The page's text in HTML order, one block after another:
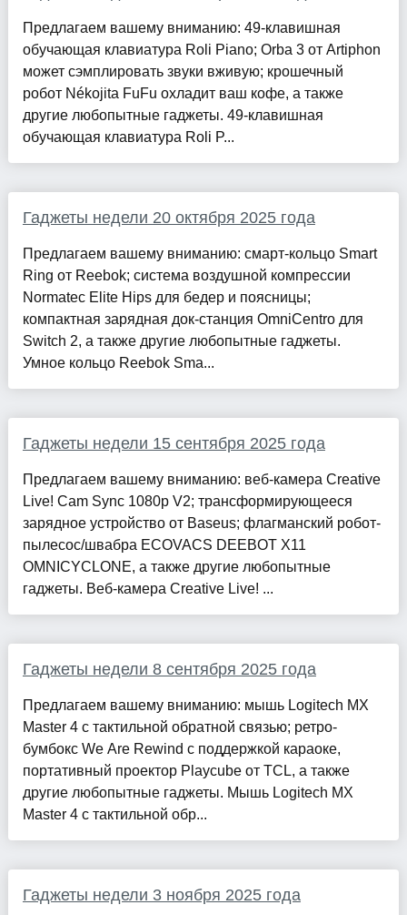
Предлагаем вашему вниманию: 49-клавишная
обучающая клавиатура Roli Piano; Orba 3 от Artiphon
может сэмплировать звуки вживую; крошечный
робот Nékojita FuFu охладит ваш кофе, а также
другие любопытные гаджеты. 49-клавишная
обучающая клавиатура Roli P...
Гаджеты недели 20 октября 2025 года
Предлагаем вашему вниманию: смарт-кольцо Smart
Ring от Reebok; система воздушной компрессии
Normatec Elite Hips для бедер и поясницы;
компактная зарядная док-станция OmniCentro для
Switch 2, а также другие любопытные гаджеты.
Умное кольцо Reebok Sma...
Гаджеты недели 15 сентября 2025 года
Предлагаем вашему вниманию: веб-камера Creative
Live! Cam Sync 1080p V2; трансформирующееся
зарядное устройство от Baseus; флагманский робот-
пылесос/швабра ECOVACS DEEBOT X11
OMNICYCLONE, а также другие любопытные
гаджеты. Веб-камера Creative Live! ...
Гаджеты недели 8 сентября 2025 года
Предлагаем вашему вниманию: мышь Logitech MX
Master 4 с тактильной обратной связью; ретро-
бумбокс We Are Rewind с поддержкой караоке,
портативный проектор Playcube от TCL, а также
другие любопытные гаджеты. Мышь Logitech MX
Master 4 с тактильной обр...
Гаджеты недели 3 ноября 2025 года